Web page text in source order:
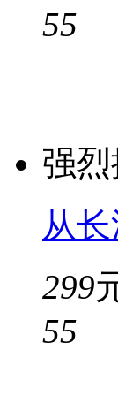
55
强
从
299
55